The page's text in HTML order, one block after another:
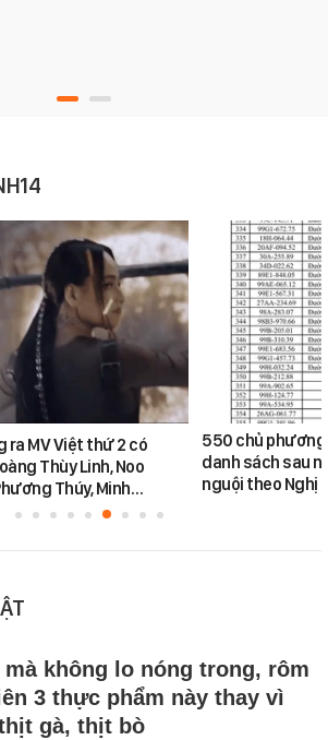
ra MV Việt thứ 2 có
Thùy Linh, Noo
Thúy, Minh…
550 chủ
danh sách sau
nguội theo Nghị
mà không lo nóng trong, rôm
3 thực phẩm này thay vì
gà, thịt bò